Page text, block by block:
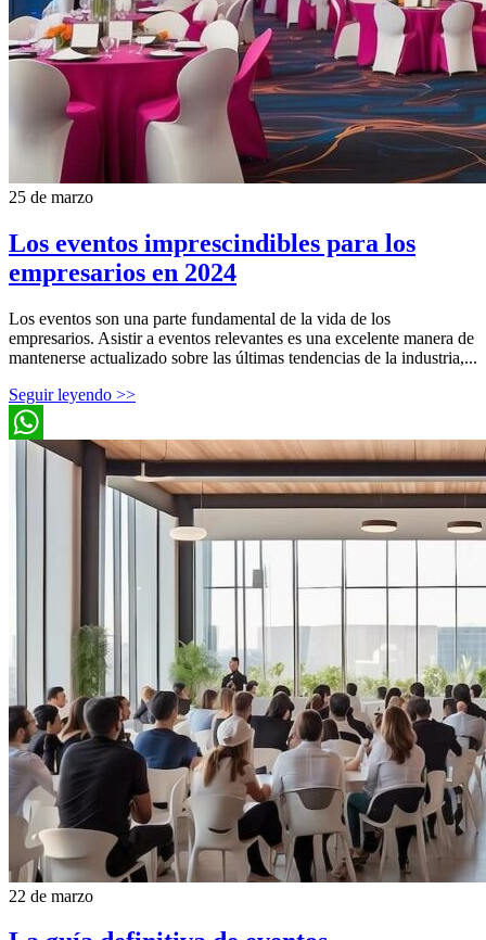
25 de marzo
Los eventos imprescindibles para los
empresarios en 2024
Los eventos son una parte fundamental de la vida de los
empresarios. Asistir a eventos relevantes es una excelente manera de
mantenerse actualizado sobre las últimas tendencias de la industria,...
Seguir leyendo >>
WhatsApp
22 de marzo